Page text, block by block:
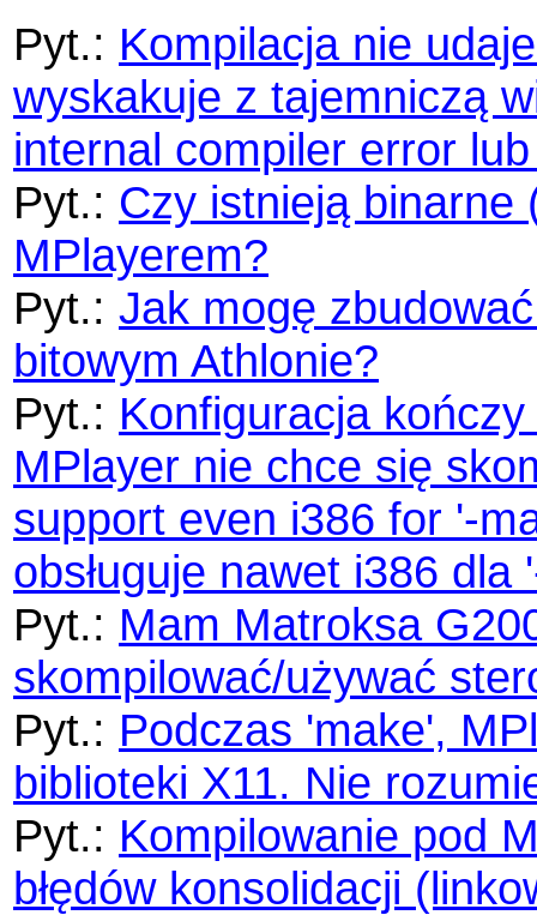
Pyt.: Kompilacja nie
wyskakuje z tajemniczą
internal compiler error
Pyt.: Czy istnieją binarne
MPlayerem?
Pyt.: Jak mogę
bitowym Athlonie?
Pyt.: Konfiguracja
MPlayer nie chce się
support even i386 for '-
obsługuje nawet i386
Pyt.: Mam Matroksa
skompilować/używać
Pyt.: Podczas 'make',
biblioteki X11. Nie
Pyt.: Kompilowanie pod
błędów konsolidacji